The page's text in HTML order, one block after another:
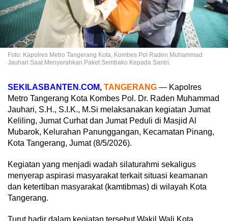
Foto: Kapolres Metro Tangerang Kota, Kombes Pol Raden Muhammad
Jauhari Saat Menyerahkan Paket Sembako Kepada Santri.
SEKILASBANTEN.COM, TANGERANG — Kapolres
Metro Tangerang Kota Kombes Pol. Dr. Raden Muhammad
Jauhari, S.H., S.I.K., M.Si melaksanakan kegiatan Jumat
Keliling, Jumat Curhat dan Jumat Peduli di Masjid Al
Mubarok, Kelurahan Panunggangan, Kecamatan Pinang,
Kota Tangerang, Jumat (8/5/2026).
Kegiatan yang menjadi wadah silaturahmi sekaligus
menyerap aspirasi masyarakat terkait situasi keamanan
dan ketertiban masyarakat (kamtibmas) di wilayah Kota
Tangerang.